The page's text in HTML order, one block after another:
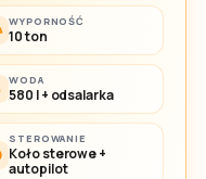
WYPORNOŚĆ
10 ton
WODA
580 l + odsalarka
STEROWANIE
Koło sterowe +
autopilot